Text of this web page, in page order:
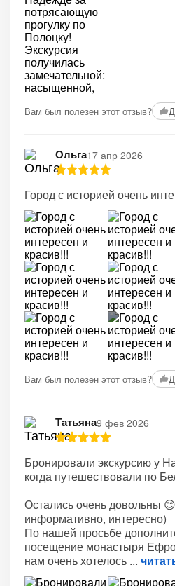
Вам был полезен этот отзыв?
Ольга17 апр 2026
Город с историей очень
Вам был полезен этот отзыв?
Татьяна9 фев 2026
Бронировали экскурсию у
когда путешествовали по
Остались очень довольны
информативно, интересно)
По нашей просьбе
посещение монастыря
нам очень хотелось